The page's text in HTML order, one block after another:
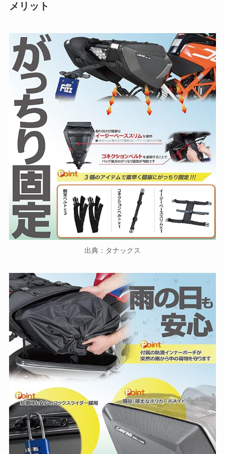
メリット
出典：タナックス